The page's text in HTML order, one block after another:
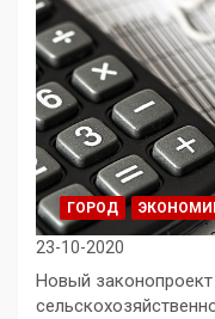
ГОРОД
23-10-2020
Новый